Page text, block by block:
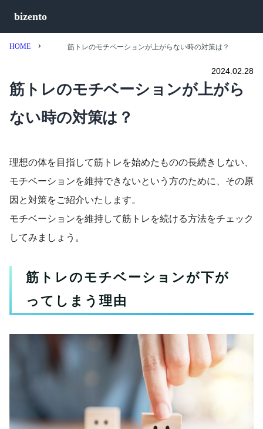
bizento
HOME 筋トレのモチベーションが上がらない時の対策は？
2024.02.28
筋トレのモチベーションが上がら
ない時の対策は？
理想の体を目指して筋トレを始めたものの長続きしない、
モチベーションを維持できないという方のために、その原
因と対策をご紹介いたします。
モチベーションを維持して筋トレを続ける方法をチェック
してみましょう。
筋トレのモチベーションが下が
ってしまう理由